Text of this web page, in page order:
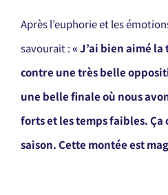
Après l’euphorie et les
savourait :« J’ai bien aimé
contre une très belle
une belle finale où nous
forts et les temps faibles.
saison. Cette montée est